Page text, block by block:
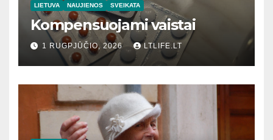
LIETUVA NAUJIENOS SVEIKATA
Kompensuojami vaistai
1 RUGPJŪČIO, 2026 LTLIFE.LT